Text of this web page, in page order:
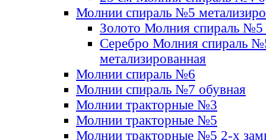
Молнии спираль №5
Золото Молния спираль №5
Серебро Молния спираль
метализированная
Молнии спираль №6
Молнии спираль №7 обувная
Молнии тракторные №3
Молнии тракторные №5
Молнии тракторные №5 2-х